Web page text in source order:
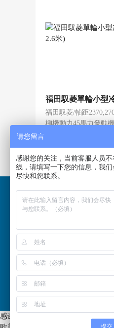
福田馭菱單輪小型
2.6米)
福田馭菱/軸距
柳機動力45馬力發動機
地址 ／
湖北省隨
電話／
138-
網址／
HTTP://
感谢您访问我们的网站，您可能还
请您留言
感谢您的关注，当前客服人员不
线，请填写一下您的信息，我们
尽快和您联系。
提交